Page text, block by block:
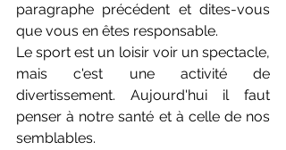
paragraphe précédent et dites-vous
que vous en êtes responsable.
Le sport est un loisir voir un spectacle,
mais c'est une activité de
divertissement. Aujourd'hui il faut
penser à notre santé et à celle de nos
semblables.